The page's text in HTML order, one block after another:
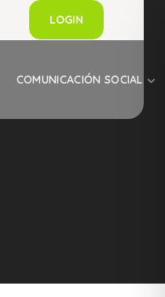
LOGIN
COMUNICACIÓN SOCIAL